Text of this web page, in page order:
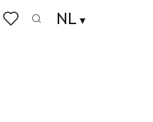
Aller
au
NL
Home